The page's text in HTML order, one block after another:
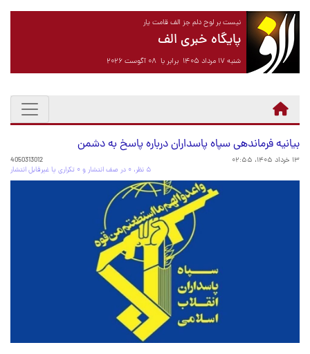
نیست بر لوح دلم جز الف قامت یار
پایگاه خبری الف
شنبه ۱۷ مرداد ۱۴۰۵ برابر با ۰۸ آگوست ۲۰۲۶
بیانیه فرماندهی سپاه پاسداران درباره پاسخ به دشمن
۱۳ خرداد ۱۴۰۵، ۰۲:۵۵
4050313012
۵ نظر، ۰ در صف انتشار و ۰ تکراری یا غیرقابل انتشار